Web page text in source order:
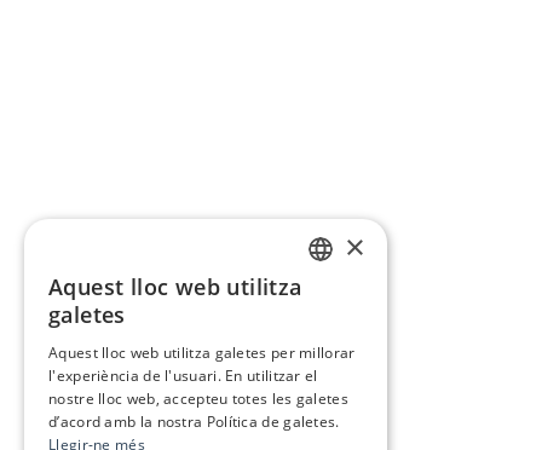
×
Aquest lloc web utilitza
galetes
Aquest lloc web utilitza galetes per millorar
l'experiència de l'usuari. En utilitzar el
nostre lloc web, accepteu totes les galetes
d’acord amb la nostra Política de galetes.
Llegir-ne més